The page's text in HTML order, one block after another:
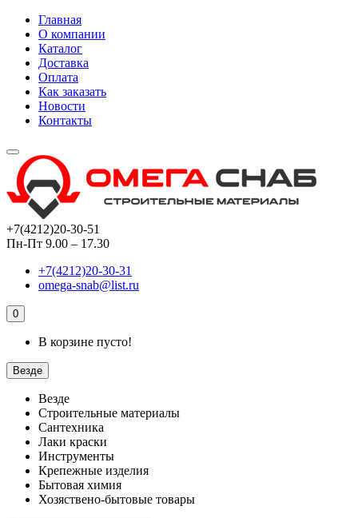
Главная
О компании
Каталог
Доставка
Оплата
Как заказать
Новости
Контакты
+7(4212)20-30-51
Пн-Пт 9.00 – 17.30
+7(4212)20-30-31
omega-snab@list.ru
0
В корзине пусто!
Везде
Везде
Строительные материалы
Сантехника
Лаки краски
Инструменты
Крепежные изделия
Бытовая химия
Хозяствено-бытовые товары